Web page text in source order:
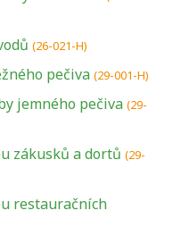
(26-021-H)
pečiva (29-001-H)
jemného pečiva (29-
zákusků a dortů (29-
restauračních